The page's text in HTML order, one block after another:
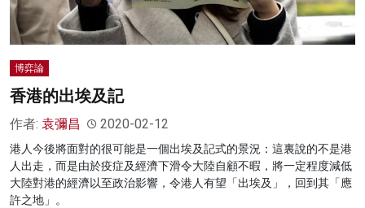
博弈論
香港的出埃及記
作者: 袁彌昌 2020-02-12
港人今後將面對的很可能是一個出埃及記式的景況：這裏說的不是港
人出走，而是由於疫症及經濟下滑令大陸自顧不暇，將一定程度減低
大陸對港的經濟以至政治影響，令港人有望「出埃及」，回到其「應
許之地」。